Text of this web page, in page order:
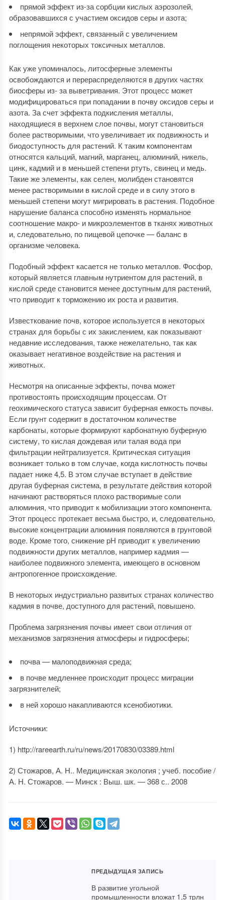
прямой эффект из-за сорбции кислых аэрозолей,
образовавшихся с участием оксидов серы и азота;
непрямой эффект, связанный с увеличением
поглощения некоторых токсичных металлов.
Как уже упоминалось, литосферные элементы
освобождаются и перераспределяются в других частях
биосферы из- за выветривания. Этот процесс может
модифицироваться при попадании в почву оксидов серы и
азота. За счет эффекта подкисления металлы,
находящиеся в верхнем слое почвы, могут становиться
более растворимыми, что увеличивает их подвижность и
биодоступность для растений. К таким компонентам
относятся кальций, магний, марганец, алюминий, никель,
цинк, кадмий и в меньшей степени ртуть, свинец и медь.
Такие же элементы, как селен, молибден становятся
менее растворимыми в кислой среде и в силу этого в
меньшей степени могут мигрировать в растения. Подобное
нарушение баланса способно изменять нормальное
соотношение макро- и микроэлементов в тканях животных
и, следовательно, по пищевой цепочке — баланс в
организме человека.
Подобный эффект касается не только металлов. Фосфор,
который является главным нутриентом для растений, в
кислой среде становится менее доступным для растений,
что приводит к торможению их роста и развития.
Известкование почв, которое используется в некоторых
странах для борьбы с их закислением, как показывают
недавние исследования, также нежелательно, так как
оказывает негативное воздействие на растения и
животных.
Несмотря на описанные эффекты, почва может
противостоять происходящим процессам. От
геохимического статуса зависит буферная емкость почвы.
Если грунт содержит в достаточном количестве
карбонаты, которые формируют карбонатную буферную
систему, то кислая дождевая или талая вода при
фильтрации нейтрализуется. Критическая ситуация
возникает только в том случае, когда кислотность почвы
падает ниже 4,5. В этом случае вступает в действие
другая буферная система, в результате действия которой
начинают растворяться плохо растворимые соли
алюминия, что приводит к мобилизации этого компонента.
Этот процесс протекает весьма быстро, и, следовательно,
высокие концентрации алюминия появляются в грунтовой
воде. Кроме того, снижение pH приводит к увеличению
подвижности других металлов, например кадмия —
наиболее подвижного элемента, имеющего в основном
антропогенное происхождение.
В некоторых индустриально развитых странах количество
кадмия в почве, доступного для растений, повышено.
Проблема загрязнения почвы имеет свои отличия от
механизмов загрязнения атмосферы и гидросферы;
почва — малоподвижная среда;
в почве медленнее происходит процесс миграции
загрязнителей;
в ней хорошо накапливаются ксенобиотики.
Источники:
1) http://rareearth.ru/ru/news/20170830/03389.html
2) Стожаров, А. Н.. Медицинская экология ; учеб. пособие /
А. Н. Стожаров. — Минск : Выш. шк. — 368 с.. 2008
ПРЕДЫДУЩАЯ ЗАПИСЬ
В развитие угольной
промышленности вложат 1,5 трлн